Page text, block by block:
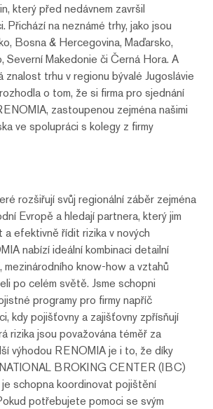
který před nedávnem završil
Přichází na neznámé trhy, jako jsou
Bosna & Hercegovina, Maďarsko,
Severní Makedonie či Černá Hora. A
znalost trhu v regionu bývalé Jugoslávie
o tom, že si firma pro sjednání
zastoupenou zejména našimi
ve spolupráci s kolegy z firmy
rozšiřují svůj regionální záběr zejména
Evropě a hledají partnera, který jim
a efektivně řídit rizika v nových
nabízí ideální kombinaci detailní
know-how a vztahů
po celém světě. Jsme schopni
programy pro firmy napříč
kdy pojišťovny a zajišťovny zpřísňují
rizika jsou považována téměř za
výhodou RENOMIA je i to, že díky
BROKING CENTER (IBC)
schopna koordinovat pojištění
potřebujete pomoci se svým